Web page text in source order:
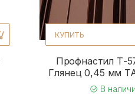
КУПИТЬ
Профнастил Т-
Глянец 0,45 мм
В